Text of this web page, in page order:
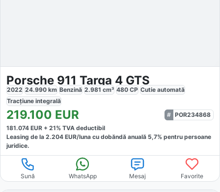
Porsche 911 Targa 4 GTS
2022 24.990 km Benzină 2.981 cm³ 480 CP Cutie automată
Tracțiune integrală
219.100 EUR
POR234868
181.074 EUR + 21% TVA deductibil
Leasing de la 2.204 EUR/luna cu dobăndă anuală 5,7% pentru persoane
juridice.
Sună WhatsApp Mesaj Favorite